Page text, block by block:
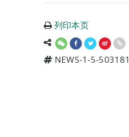
列印本页
NEWS-1-5-503181